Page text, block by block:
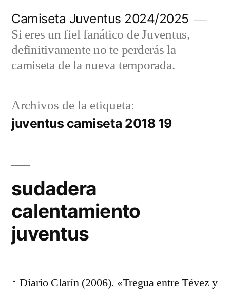
contenido
Camiseta Juventus 2024/2025
Si eres un fiel fanático de Juventus,
definitivamente no te perderás la
camiseta de la nueva temporada.
Archivos de la etiqueta:
juventus camiseta 2018 19
sudadera
calentamiento
juventus
↑ Diario Clarín (2006). «Tregua entre Tévez y